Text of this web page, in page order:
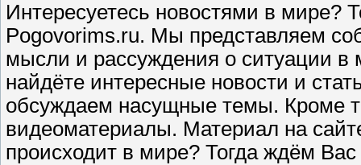
Интересуетесь новостями в мире?
Pogovorims.ru. Мы представляем
мысли и рассуждения о ситуации в
найдёте интересные новости и
обсуждаем насущные темы. Кроме
видеоматериалы. Материал на
происходит в мире? Тогда ждём